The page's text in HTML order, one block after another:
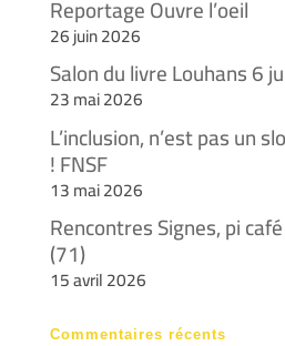
Reportage Ouvre l’oeil
26 juin 2026
Salon du livre Louhans 6
23 mai 2026
L’inclusion, n’est pas un
! FNSF
13 mai 2026
Rencontres Signes, pi
(71)
15 avril 2026
Commentaires récents